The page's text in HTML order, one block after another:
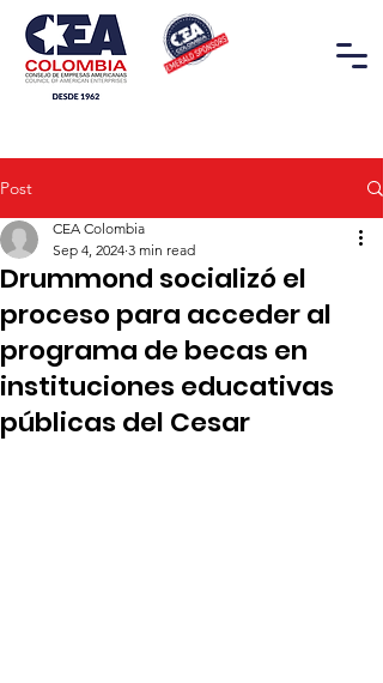
Post
Drummond socializó el
proceso para acceder al
programa de becas en
instituciones educativas
públicas del Cesar
CEA Colombia
Sep 4, 2024 3 min read